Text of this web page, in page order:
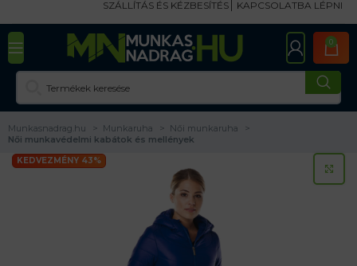
SZÁLLÍTÁS ÉS KÉZBESÍTÉS KAPCSOLATBA LÉPNI
0
Munkasnadrag.hu Munkaruha
Női munkaruha
Női munkavédelmi kabátok és mellények
KEDVEZMÉNY 43%